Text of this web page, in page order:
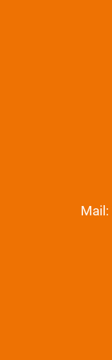
Mail: